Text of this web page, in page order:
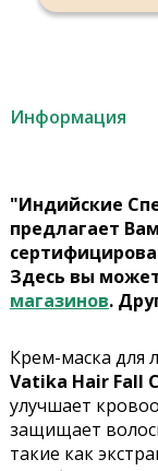
Информация
"Индийские
предлагает
Здесь вы
магазинов.
Крем-маска для
Vatika Hair Fall
улучшает
защищает
такие как